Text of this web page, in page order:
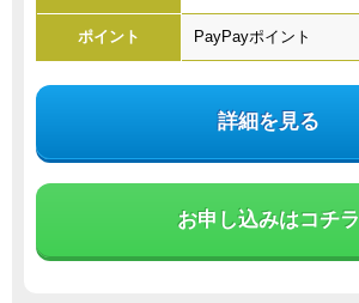
ポイント PayPayポイント
詳細を見る
お申し込みはコチラ